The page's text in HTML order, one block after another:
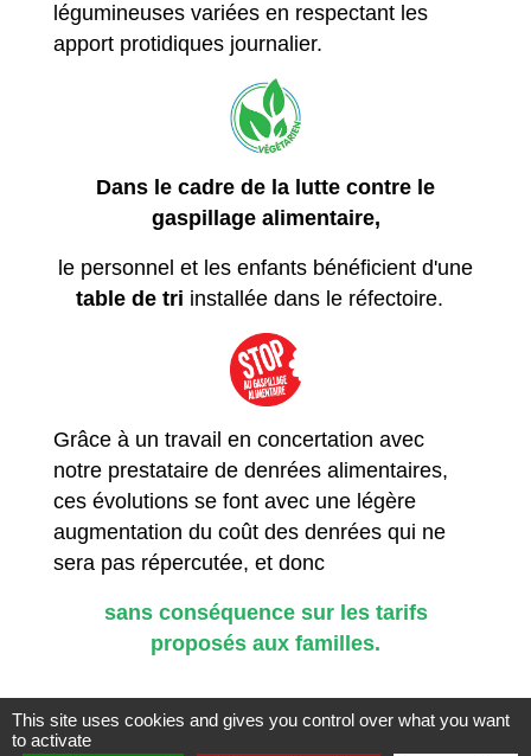
légumineuses variées en respectant les
apport protidiques journalier.
Dans le cadre de la lutte contre le
gaspillage alimentaire,
le personnel et les enfants bénéficient d'une
table de tri installée dans le réfectoire.
Grâce à un travail en concertation avec
notre prestataire de denrées alimentaires,
ces évolutions se font avec une légère
augmentation du coût des denrées qui ne
sera pas répercutée, et donc
sans conséquence sur les tarifs
proposés aux familles.
This site uses cookies and gives you control over what you want
to activate